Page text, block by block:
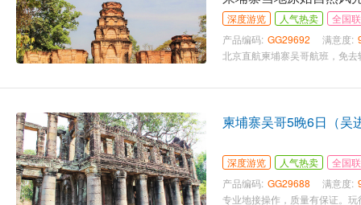
深度游览 人气热卖
全国
产品编码: GG29692 满意度:
柬埔寨吴哥5晚6日（吴
深度游览 人气热卖
全国
产品编码: GG29688 满意度: